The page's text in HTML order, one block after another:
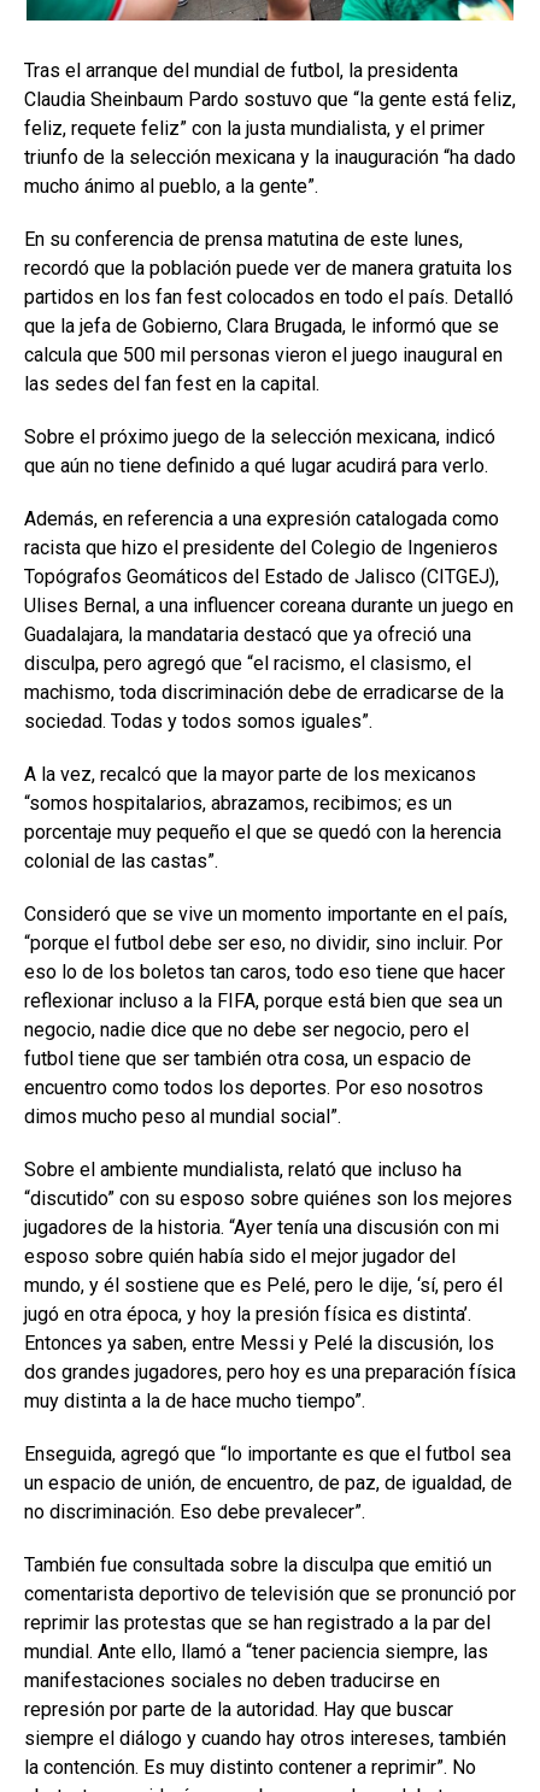
Tras el arranque del mundial de futbol, la presidenta
Claudia Sheinbaum Pardo sostuvo que “la gente está feliz,
feliz, requete feliz” con la justa mundialista, y el primer
triunfo de la selección mexicana y la inauguración “ha dado
mucho ánimo al pueblo, a la gente”.
En su conferencia de prensa matutina de este lunes,
recordó que la población puede ver de manera gratuita los
partidos en los fan fest colocados en todo el país. Detalló
que la jefa de Gobierno, Clara Brugada, le informó que se
calcula que 500 mil personas vieron el juego inaugural en
las sedes del fan fest en la capital.
Sobre el próximo juego de la selección mexicana, indicó
que aún no tiene definido a qué lugar acudirá para verlo.
Además, en referencia a una expresión catalogada como
racista que hizo el presidente del Colegio de Ingenieros
Topógrafos Geomáticos del Estado de Jalisco (CITGEJ),
Ulises Bernal, a una influencer coreana durante un juego en
Guadalajara, la mandataria destacó que ya ofreció una
disculpa, pero agregó que “el racismo, el clasismo, el
machismo, toda discriminación debe de erradicarse de la
sociedad. Todas y todos somos iguales”.
A la vez, recalcó que la mayor parte de los mexicanos
“somos hospitalarios, abrazamos, recibimos; es un
porcentaje muy pequeño el que se quedó con la herencia
colonial de las castas”.
Consideró que se vive un momento importante en el país,
“porque el futbol debe ser eso, no dividir, sino incluir. Por
eso lo de los boletos tan caros, todo eso tiene que hacer
reflexionar incluso a la FIFA, porque está bien que sea un
negocio, nadie dice que no debe ser negocio, pero el
futbol tiene que ser también otra cosa, un espacio de
encuentro como todos los deportes. Por eso nosotros
dimos mucho peso al mundial social”.
Sobre el ambiente mundialista, relató que incluso ha
“discutido” con su esposo sobre quiénes son los mejores
jugadores de la historia. “Ayer tenía una discusión con mi
esposo sobre quién había sido el mejor jugador del
mundo, y él sostiene que es Pelé, pero le dije, ‘sí, pero él
jugó en otra época, y hoy la presión física es distinta’.
Entonces ya saben, entre Messi y Pelé la discusión, los
dos grandes jugadores, pero hoy es una preparación física
muy distinta a la de hace mucho tiempo”.
Enseguida, agregó que “lo importante es que el futbol sea
un espacio de unión, de encuentro, de paz, de igualdad, de
no discriminación. Eso debe prevalecer”.
También fue consultada sobre la disculpa que emitió un
comentarista deportivo de televisión que se pronunció por
reprimir las protestas que se han registrado a la par del
mundial. Ante ello, llamó a “tener paciencia siempre, las
manifestaciones sociales no deben traducirse en
represión por parte de la autoridad. Hay que buscar
siempre el diálogo y cuando hay otros intereses, también
la contención. Es muy distinto contener a reprimir”. No